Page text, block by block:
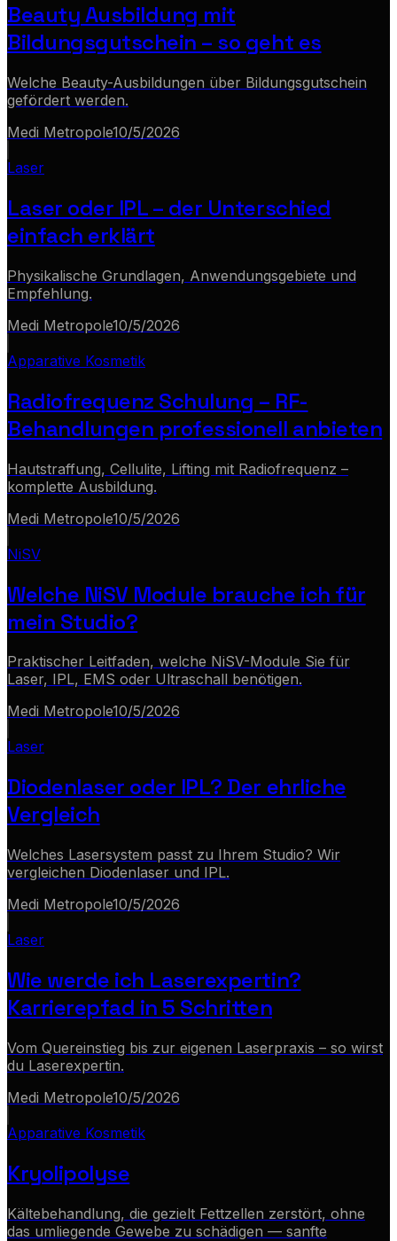
Beauty Ausbildung mit
Bildungsgutschein – so geht es
Welche Beauty-Ausbildungen über Bildungsgutschein
gefördert werden.
Medi Metropole10/5/2026
Laser
Laser oder IPL – der Unterschied
einfach erklärt
Physikalische Grundlagen, Anwendungsgebiete und
Empfehlung.
Medi Metropole10/5/2026
Apparative Kosmetik
Radiofrequenz Schulung – RF-
Behandlungen professionell anbieten
Hautstraffung, Cellulite, Lifting mit Radiofrequenz –
komplette Ausbildung.
Medi Metropole10/5/2026
NiSV
Welche NiSV Module brauche ich für
mein Studio?
Praktischer Leitfaden, welche NiSV-Module Sie für
Laser, IPL, EMS oder Ultraschall benötigen.
Medi Metropole10/5/2026
Laser
Diodenlaser oder IPL? Der ehrliche
Vergleich
Welches Lasersystem passt zu Ihrem Studio? Wir
vergleichen Diodenlaser und IPL.
Medi Metropole10/5/2026
Laser
Wie werde ich Laserexpertin?
Karrierepfad in 5 Schritten
Vom Quereinstieg bis zur eigenen Laserpraxis – so wirst
du Laserexpertin.
Medi Metropole10/5/2026
Apparative Kosmetik
Kryolipolyse
Kältebehandlung, die gezielt Fettzellen zerstört, ohne
das umliegende Gewebe zu schädigen — sanfte